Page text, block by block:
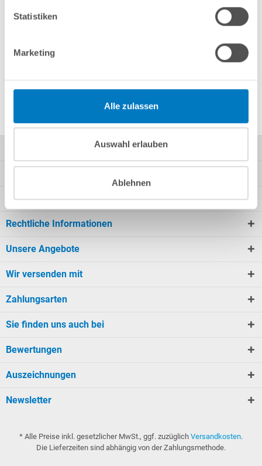
Statistiken
Marketing
Alle zulassen
Auswahl erlauben
Ablehnen
Anfrageformular
Kundeninformationen
Rechtliche Informationen
Unsere Angebote
Wir versenden mit
Zahlungsarten
Sie finden uns auch bei
Bewertungen
Auszeichnungen
Newsletter
* Alle Preise inkl. gesetzlicher MwSt., ggf. zuzüglich Versandkosten.
Die Lieferzeiten sind abhängig von der Zahlungsmethode.